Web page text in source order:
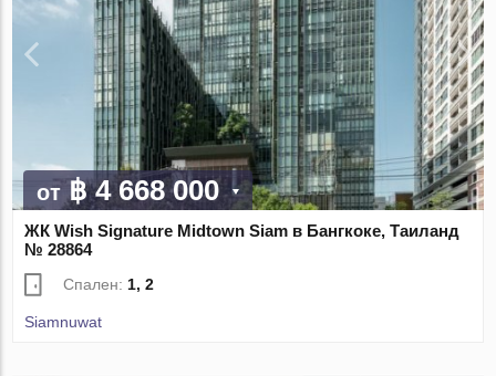
от ฿ 4 668 000
ЖК Wish Signature Midtown Siam в Бангкоке, Таиланд
№ 28864
Спален: 1, 2
Siamnuwat